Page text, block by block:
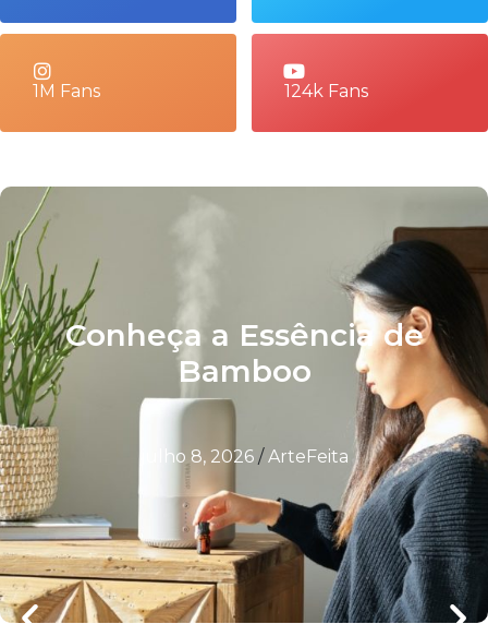
1M Fans 124k Fans
Conheça a Essência de
Bamboo
julho 8, 2026 / ArteFeita